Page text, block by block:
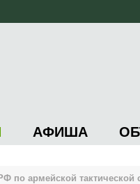
АФИША
по армейской тактической